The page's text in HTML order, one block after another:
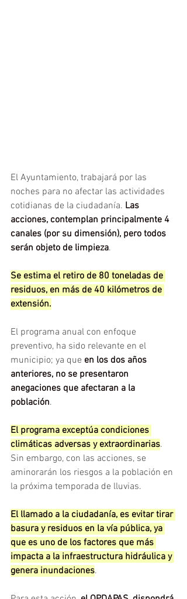
El Ayuntamiento, trabajará por las
noches para no afectar las actividades
cotidianas de la ciudadanía. Las
acciones, contemplan principalmente 4
canales (por su dimensión), pero todos
serán objeto de limpieza.
Se estima el retiro de 80 toneladas de
residuos, en más de 40 kilómetros de
extensión.
El programa anual con enfoque
preventivo, ha sido relevante en el
municipio; ya que en los dos años
anteriores, no se presentaron
anegaciones que afectaran a la
población.
El programa exceptúa condiciones
climáticas adversas y extraordinarias.
Sin embargo, con las acciones, se
aminorarán los riesgos a la población en
la próxima temporada de lluvias.
El llamado a la ciudadanía, es evitar tirar
basura y residuos en la vía pública, ya
que es uno de los factores que más
impacta a la infraestructura hidráulica y
genera inundaciones.